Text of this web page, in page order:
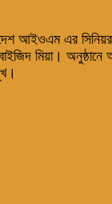
আইওএম এর
মিয়া।